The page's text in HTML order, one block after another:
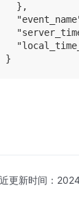
  },
更新时间：